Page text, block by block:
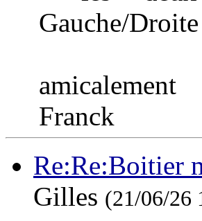
Gauche/Droite
amicalement
Franck
Re:Re:Boitier
Gilles (21/06/26